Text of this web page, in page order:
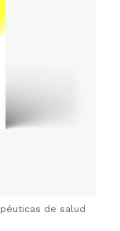
de salud